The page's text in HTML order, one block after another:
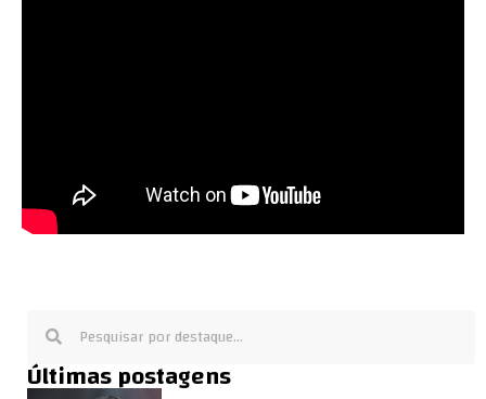
Últimas postagens